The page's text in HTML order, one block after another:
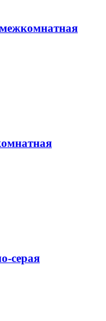
серая